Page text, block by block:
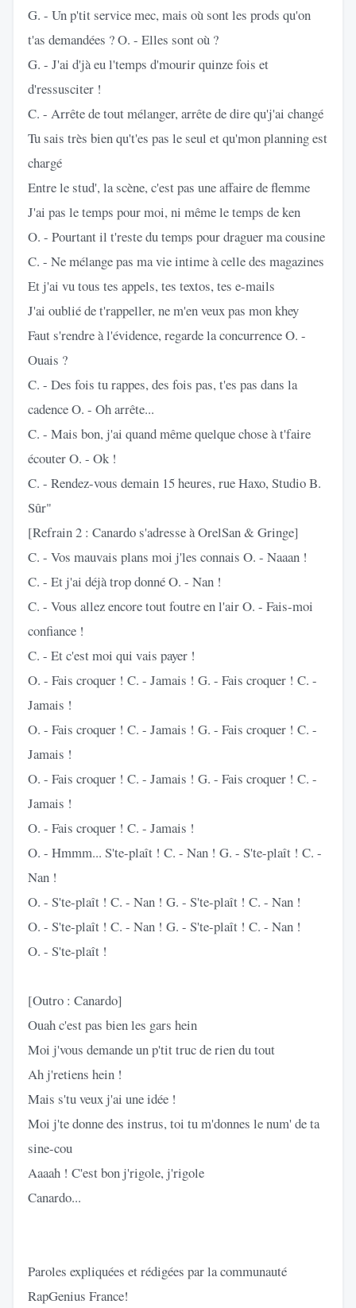
G. - Un p'tit service mec, mais où sont les prods qu'on
t'as demandées ? O. - Elles sont où ?
G. - J'ai d'jà eu l'temps d'mourir quinze fois et
d'ressusciter !
C. - Arrête de tout mélanger, arrête de dire qu'j'ai changé
Tu sais très bien qu't'es pas le seul et qu'mon planning est
chargé
Entre le stud', la scène, c'est pas une affaire de flemme
J'ai pas le temps pour moi, ni même le temps de ken
O. - Pourtant il t'reste du temps pour draguer ma cousine
C. - Ne mélange pas ma vie intime à celle des magazines
Et j'ai vu tous tes appels, tes textos, tes e-mails
J'ai oublié de t'rappeller, ne m'en veux pas mon khey
Faut s'rendre à l'évidence, regarde la concurrence O. -
Ouais ?
C. - Des fois tu rappes, des fois pas, t'es pas dans la
cadence O. - Oh arrête...
C. - Mais bon, j'ai quand même quelque chose à t'faire
écouter O. - Ok !
C. - Rendez-vous demain 15 heures, rue Haxo, Studio B.
Sûr"
[Refrain 2 : Canardo s'adresse à OrelSan & Gringe]
C. - Vos mauvais plans moi j'les connais O. - Naaan !
C. - Et j'ai déjà trop donné O. - Nan !
C. - Vous allez encore tout foutre en l'air O. - Fais-moi
confiance !
C. - Et c'est moi qui vais payer !
O. - Fais croquer ! C. - Jamais ! G. - Fais croquer ! C. -
Jamais !
O. - Fais croquer ! C. - Jamais ! G. - Fais croquer ! C. -
Jamais !
O. - Fais croquer ! C. - Jamais ! G. - Fais croquer ! C. -
Jamais !
O. - Fais croquer ! C. - Jamais !
O. - Hmmm... S'te-plaît ! C. - Nan ! G. - S'te-plaît ! C. -
Nan !
O. - S'te-plaît ! C. - Nan ! G. - S'te-plaît ! C. - Nan !
O. - S'te-plaît ! C. - Nan ! G. - S'te-plaît ! C. - Nan !
O. - S'te-plaît !
[Outro : Canardo]
Ouah c'est pas bien les gars hein
Moi j'vous demande un p'tit truc de rien du tout
Ah j'retiens hein !
Mais s'tu veux j'ai une idée !
Moi j'te donne des instrus, toi tu m'donnes le num' de ta
sine-cou
Aaaah ! C'est bon j'rigole, j'rigole
Canardo...
Paroles expliquées et rédigées par la communauté
RapGenius France!